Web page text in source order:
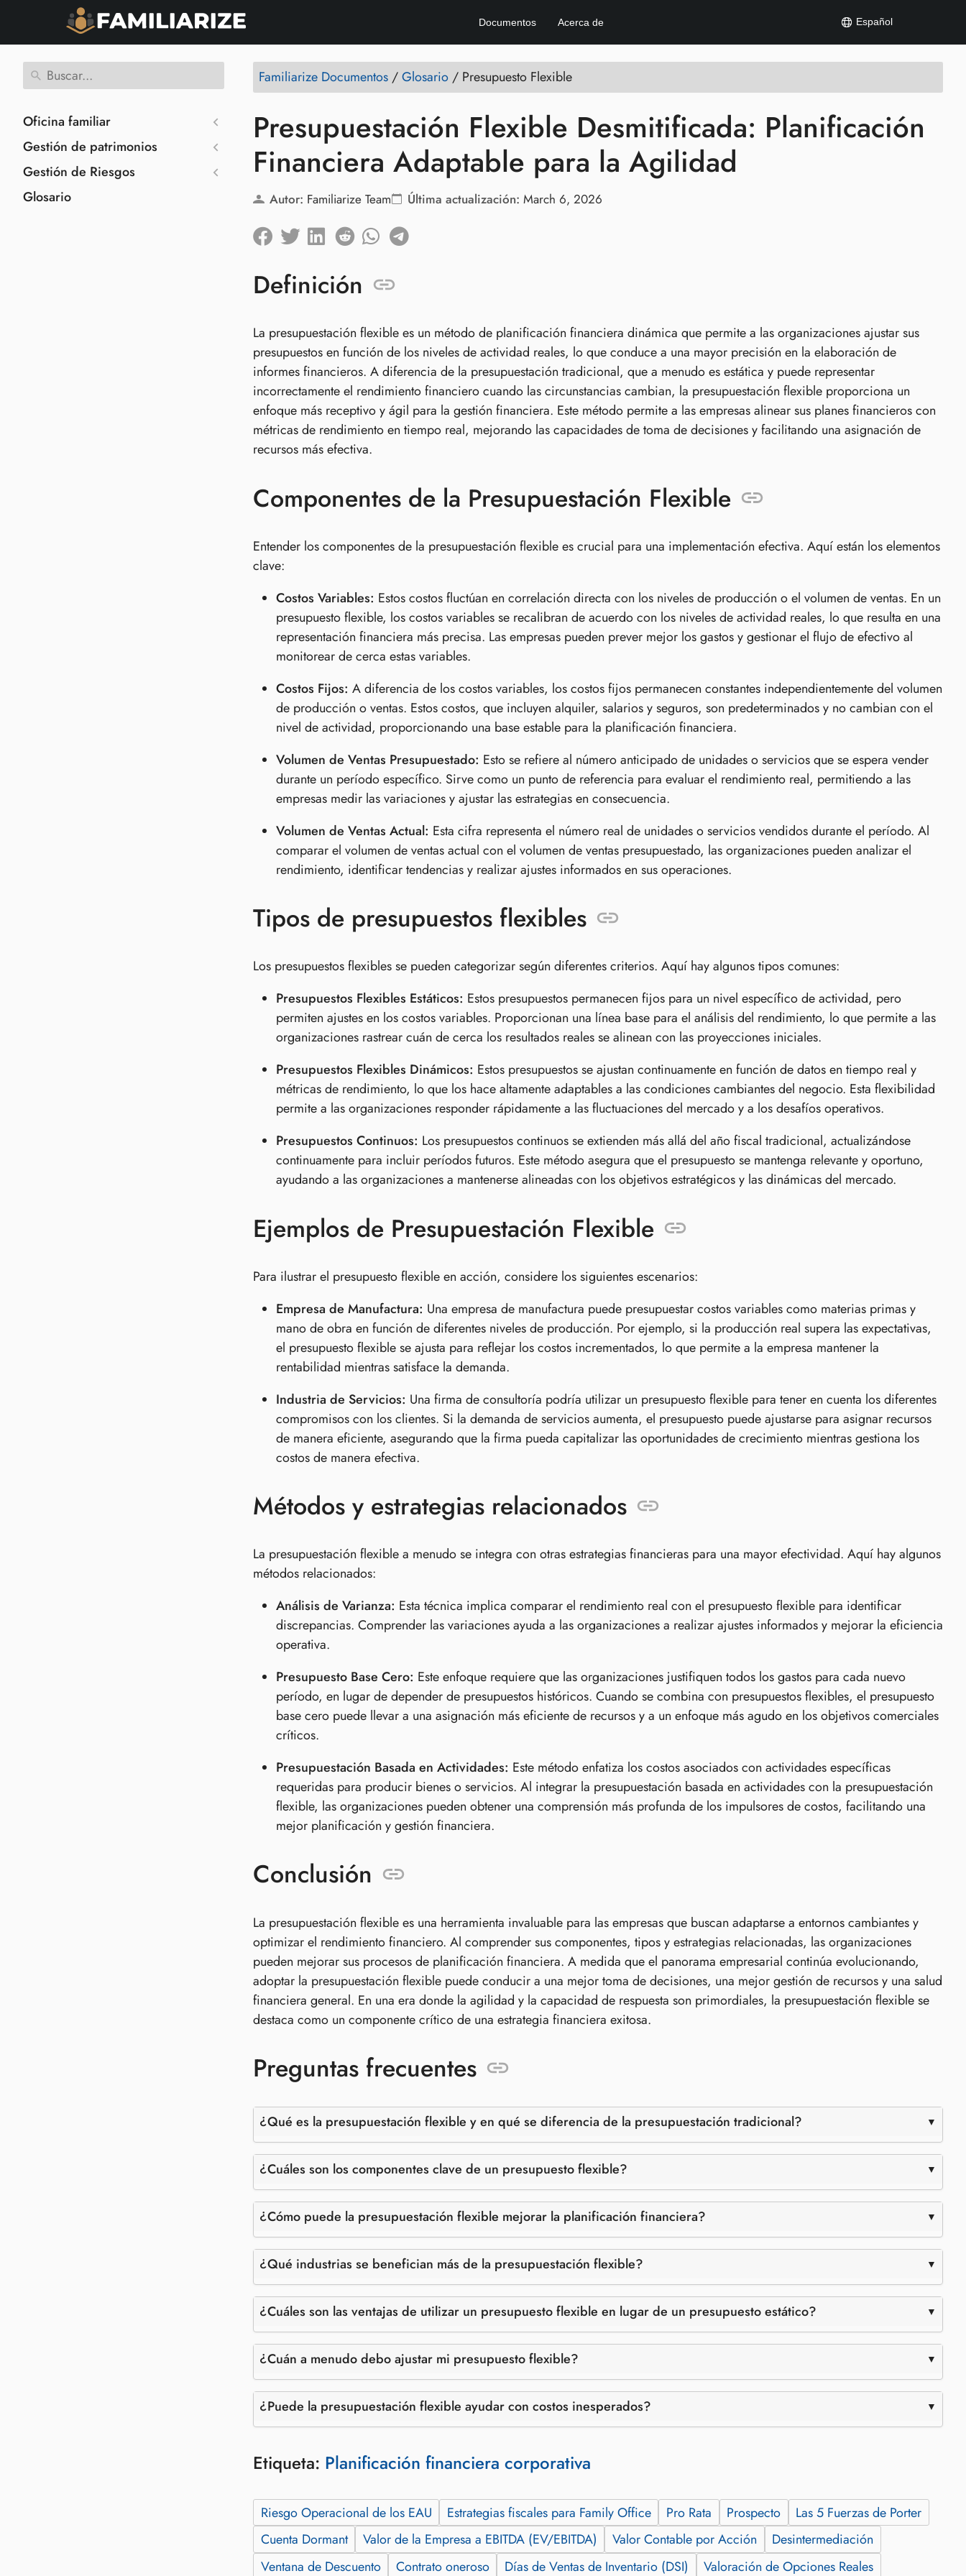
Documentos Acerca de Español
Oficina familiar
Gestión de patrimonios
Gestión de Riesgos
Glosario
Familiarize Documentos /Glosario / Presupuesto Flexible
Presupuestación Flexible Desmitificada: Planificación
Financiera Adaptable para la Agilidad
Autor: Familiarize Team Última actualización: March 6, 2026
Definición
La presupuestación flexible es un método de planificación financiera dinámica que permite a las organizaciones ajustar sus
presupuestos en función de los niveles de actividad reales, lo que conduce a una mayor precisión en la elaboración de
informes financieros. A diferencia de la presupuestación tradicional, que a menudo es estática y puede representar
incorrectamente el rendimiento financiero cuando las circunstancias cambian, la presupuestación flexible proporciona un
enfoque más receptivo y ágil para la gestión financiera. Este método permite a las empresas alinear sus planes financieros con
métricas de rendimiento en tiempo real, mejorando las capacidades de toma de decisiones y facilitando una asignación de
recursos más efectiva.
Componentes de la Presupuestación Flexible
Entender los componentes de la presupuestación flexible es crucial para una implementación efectiva. Aquí están los elementos
clave:
Costos Variables: Estos costos fluctúan en correlación directa con los niveles de producción o el volumen de ventas. En un
presupuesto flexible, los costos variables se recalibran de acuerdo con los niveles de actividad reales, lo que resulta en una
representación financiera más precisa. Las empresas pueden prever mejor los gastos y gestionar el flujo de efectivo al
monitorear de cerca estas variables.
Costos Fijos: A diferencia de los costos variables, los costos fijos permanecen constantes independientemente del volumen
de producción o ventas. Estos costos, que incluyen alquiler, salarios y seguros, son predeterminados y no cambian con el
nivel de actividad, proporcionando una base estable para la planificación financiera.
Volumen de Ventas Presupuestado: Esto se refiere al número anticipado de unidades o servicios que se espera vender
durante un período específico. Sirve como un punto de referencia para evaluar el rendimiento real, permitiendo a las
empresas medir las variaciones y ajustar las estrategias en consecuencia.
Volumen de Ventas Actual: Esta cifra representa el número real de unidades o servicios vendidos durante el período. Al
comparar el volumen de ventas actual con el volumen de ventas presupuestado, las organizaciones pueden analizar el
rendimiento, identificar tendencias y realizar ajustes informados en sus operaciones.
Tipos de presupuestos flexibles
Los presupuestos flexibles se pueden categorizar según diferentes criterios. Aquí hay algunos tipos comunes:
Presupuestos Flexibles Estáticos: Estos presupuestos permanecen fijos para un nivel específico de actividad, pero
permiten ajustes en los costos variables. Proporcionan una línea base para el análisis del rendimiento, lo que permite a las
organizaciones rastrear cuán de cerca los resultados reales se alinean con las proyecciones iniciales.
Presupuestos Flexibles Dinámicos: Estos presupuestos se ajustan continuamente en función de datos en tiempo real y
métricas de rendimiento, lo que los hace altamente adaptables a las condiciones cambiantes del negocio. Esta flexibilidad
permite a las organizaciones responder rápidamente a las fluctuaciones del mercado y a los desafíos operativos.
Presupuestos Continuos: Los presupuestos continuos se extienden más allá del año fiscal tradicional, actualizándose
continuamente para incluir períodos futuros. Este método asegura que el presupuesto se mantenga relevante y oportuno,
ayudando a las organizaciones a mantenerse alineadas con los objetivos estratégicos y las dinámicas del mercado.
Ejemplos de Presupuestación Flexible
Para ilustrar el presupuesto flexible en acción, considere los siguientes escenarios:
Empresa de Manufactura: Una empresa de manufactura puede presupuestar costos variables como materias primas y
mano de obra en función de diferentes niveles de producción. Por ejemplo, si la producción real supera las expectativas,
el presupuesto flexible se ajusta para reflejar los costos incrementados, lo que permite a la empresa mantener la
rentabilidad mientras satisface la demanda.
Industria de Servicios: Una firma de consultoría podría utilizar un presupuesto flexible para tener en cuenta los diferentes
compromisos con los clientes. Si la demanda de servicios aumenta, el presupuesto puede ajustarse para asignar recursos
de manera eficiente, asegurando que la firma pueda capitalizar las oportunidades de crecimiento mientras gestiona los
costos de manera efectiva.
Métodos y estrategias relacionados
La presupuestación flexible a menudo se integra con otras estrategias financieras para una mayor efectividad. Aquí hay algunos
métodos relacionados:
Análisis de Varianza: Esta técnica implica comparar el rendimiento real con el presupuesto flexible para identificar
discrepancias. Comprender las variaciones ayuda a las organizaciones a realizar ajustes informados y mejorar la eficiencia
operativa.
Presupuesto Base Cero: Este enfoque requiere que las organizaciones justifiquen todos los gastos para cada nuevo
período, en lugar de depender de presupuestos históricos. Cuando se combina con presupuestos flexibles, el presupuesto
base cero puede llevar a una asignación más eficiente de recursos y a un enfoque más agudo en los objetivos comerciales
críticos.
Presupuestación Basada en Actividades: Este método enfatiza los costos asociados con actividades específicas
requeridas para producir bienes o servicios. Al integrar la presupuestación basada en actividades con la presupuestación
flexible, las organizaciones pueden obtener una comprensión más profunda de los impulsores de costos, facilitando una
mejor planificación y gestión financiera.
Conclusión
La presupuestación flexible es una herramienta invaluable para las empresas que buscan adaptarse a entornos cambiantes y
optimizar el rendimiento financiero. Al comprender sus componentes, tipos y estrategias relacionadas, las organizaciones
pueden mejorar sus procesos de planificación financiera. A medida que el panorama empresarial continúa evolucionando,
adoptar la presupuestación flexible puede conducir a una mejor toma de decisiones, una mejor gestión de recursos y una salud
financiera general. En una era donde la agilidad y la capacidad de respuesta son primordiales, la presupuestación flexible se
destaca como un componente crítico de una estrategia financiera exitosa.
Preguntas frecuentes
¿Qué es la presupuestación flexible y en qué se diferencia de la presupuestación tradicional?
¿Cuáles son los componentes clave de un presupuesto flexible?
¿Cómo puede la presupuestación flexible mejorar la planificación financiera?
¿Qué industrias se benefician más de la presupuestación flexible?
¿Cuáles son las ventajas de utilizar un presupuesto flexible en lugar de un presupuesto estático?
¿Cuán a menudo debo ajustar mi presupuesto flexible?
¿Puede la presupuestación flexible ayudar con costos inesperados?
Etiqueta: Planificación financiera corporativa
Riesgo Operacional de los EAU Estrategias fiscales para Family Office Pro Rata Prospecto
Las 5 Fuerzas de Porter
Cuenta Dormant
Valor de la Empresa a EBITDA (EV/EBITDA) Valor Contable por Acción
Desintermediación
Ventana de Descuento
Contrato oneroso Días de Ventas de Inventario (DSI) Valoración de Opciones Reales